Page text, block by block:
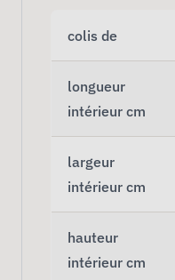
colis de
longueur
intérieur cm
largeur
intérieur cm
hauteur
intérieur cm